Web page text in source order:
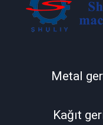
Metal
Kağıt